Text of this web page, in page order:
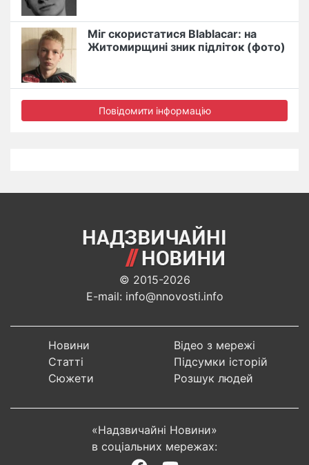
Міг скористатися Blablacar: на
Житомирщині зник підліток (фото)
Повідомити інформацію
© 2015-2026
E-mail: info@nnovosti.info
Новини
Статті
Сюжети
Відео з мережі
Підсумки історій
Розшук людей
«Надзвичайні Новини»
в соціальних мережах: